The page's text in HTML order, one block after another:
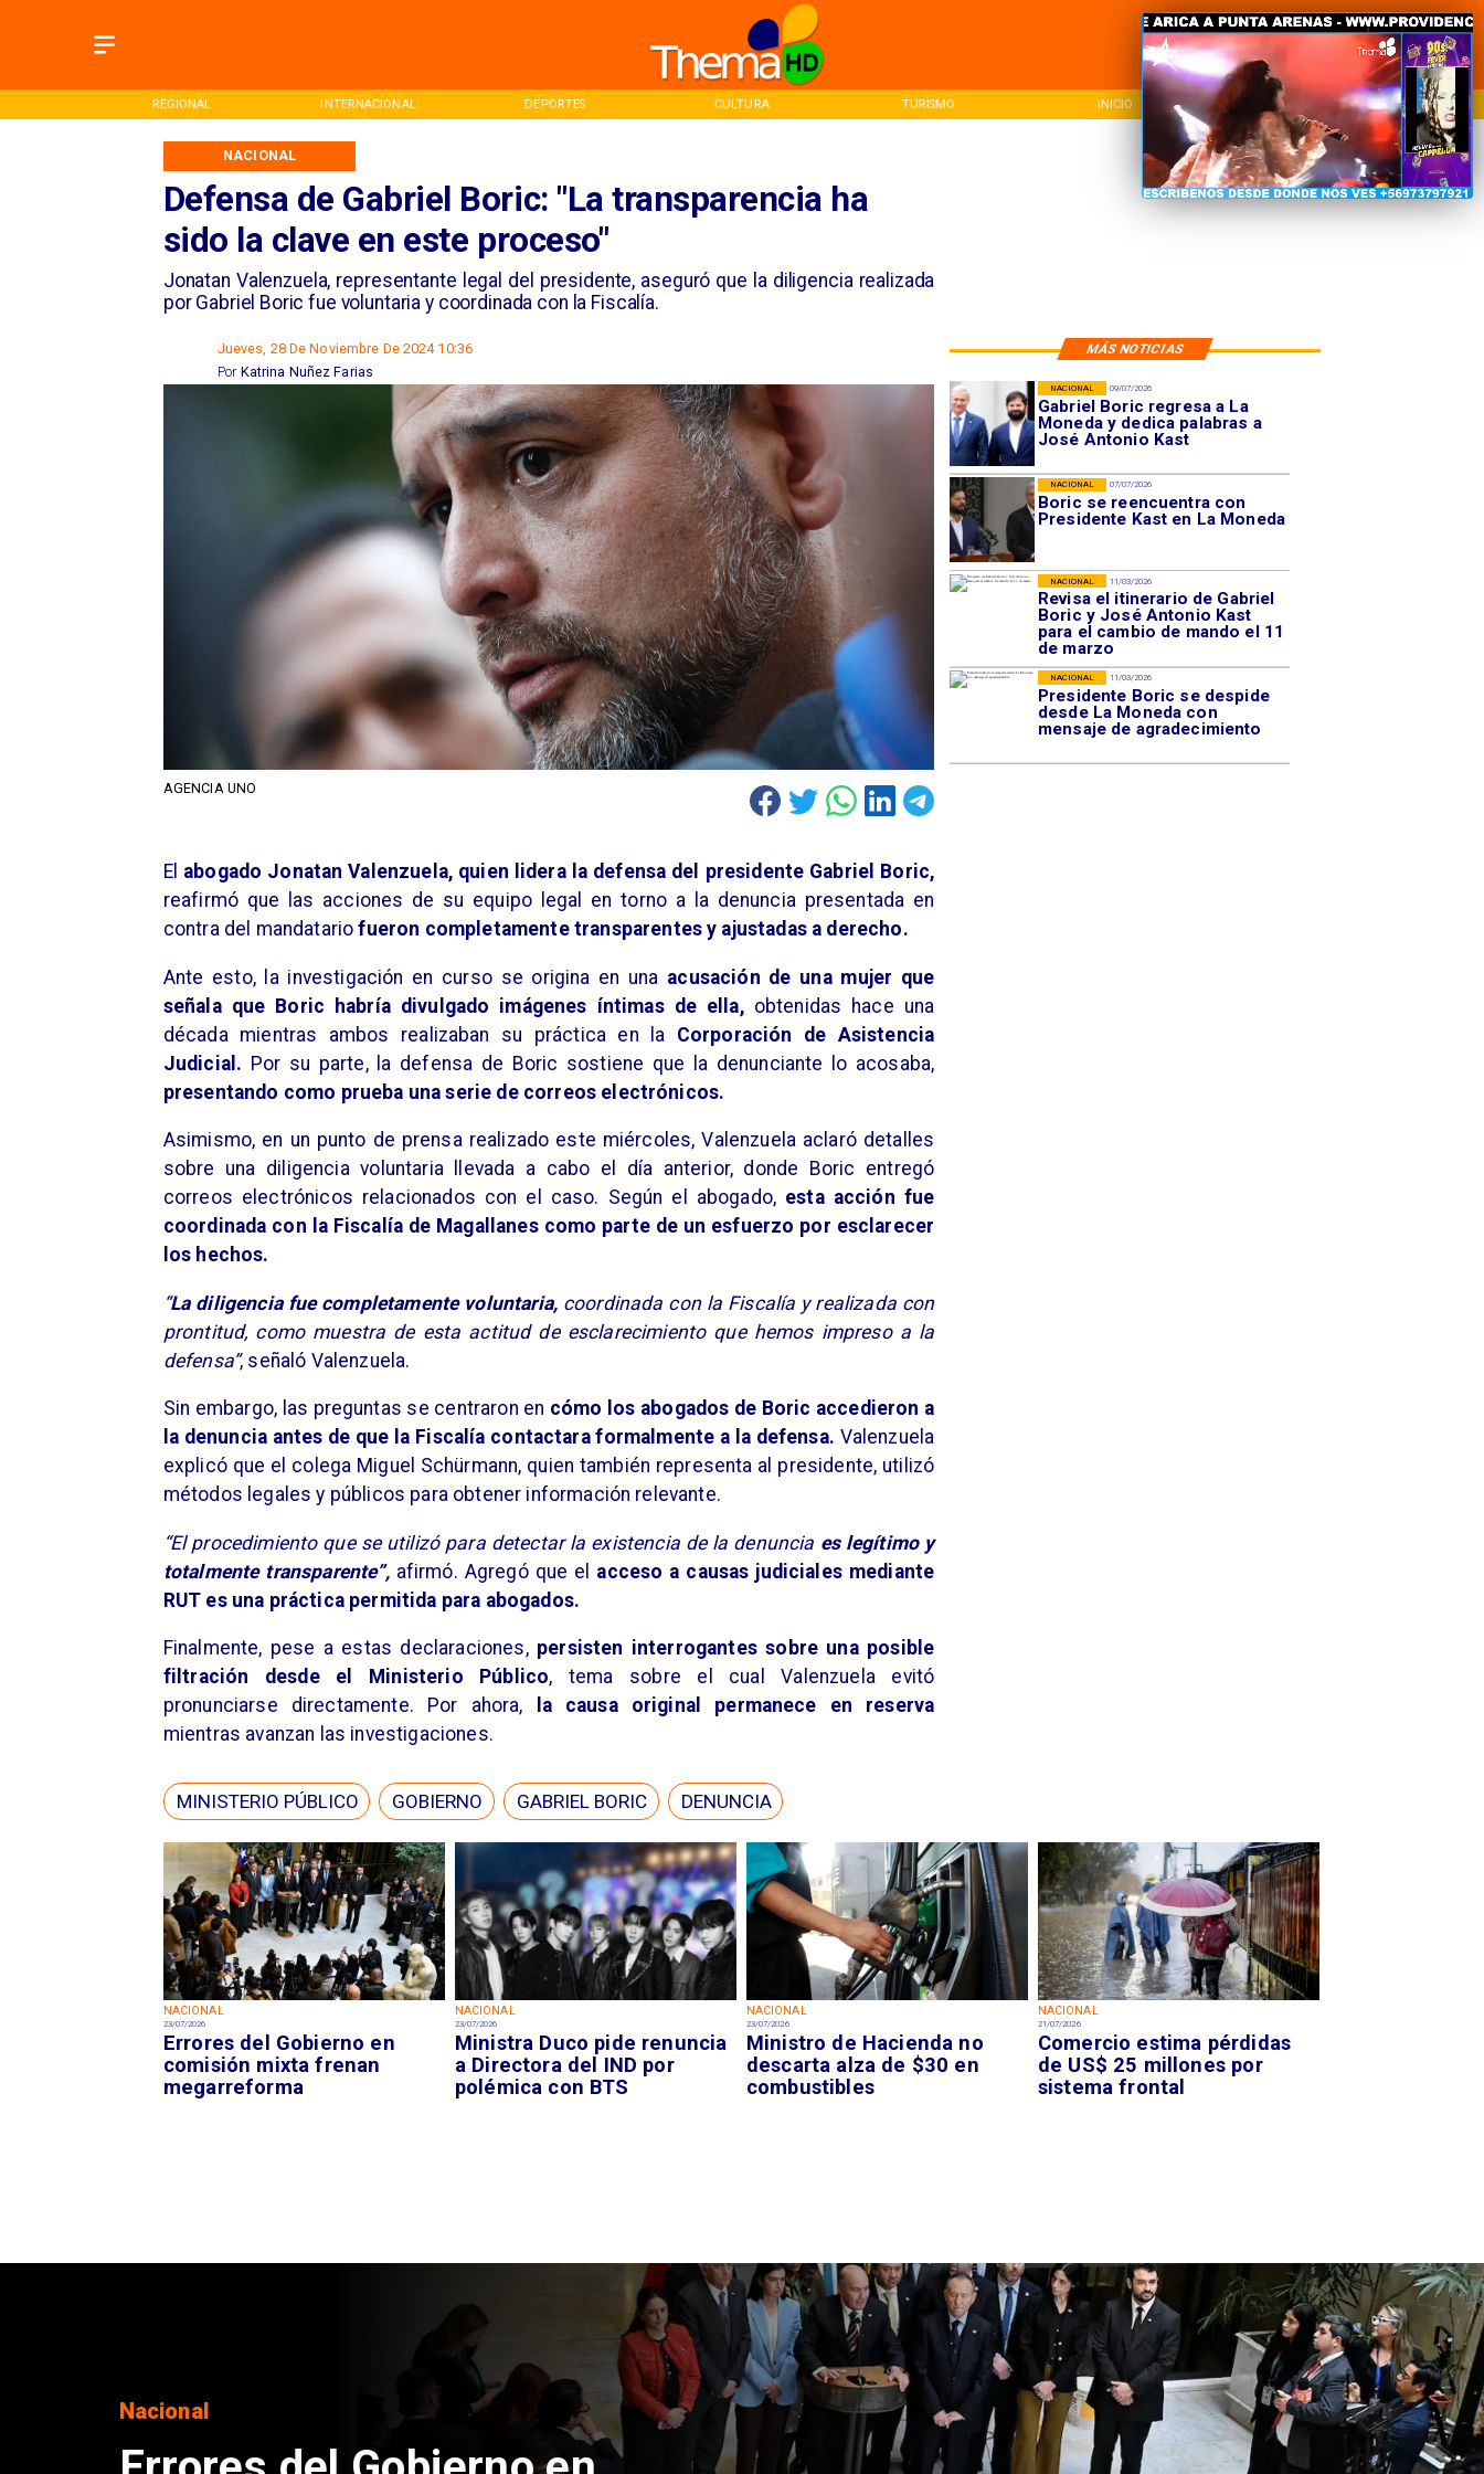
INTERNACIONAL DEPORTES CULTURA TURISMO INICIO NACIONAL REGIONAL
Defensa de Gabriel Boric: "La transparencia ha
sido la clave en este proceso"
Jonatan Valenzuela, representante legal del presidente, aseguró que la diligencia realizada
por Gabriel Boric fue voluntaria y coordinada con la Fiscalía.
NACIONAL
MÁS NOTICIAS
Jueves, 28 De Noviembre De 2024 10:36
Katrina Nuñez Farias
Por
AGENCIA UNO
NACIONAL
23/07/2026
Errores del Gobierno en
comisión mixta frenan
megarreforma
NACIONAL
23/07/2026
Ministra Duco pide renuncia
a Directora del IND por
polémica con BTS
NACIONAL
23/07/2026
Ministro de Hacienda no
descarta alza de $30 en
combustibles
NACIONAL
21/07/2026
Comercio estima pérdidas
de US$ 25 millones por
sistema frontal
09/07/2026
Gabriel Boric regresa a La
Moneda y dedica palabras a
José Antonio Kast
NACIONAL
07/07/2026
Boric se reencuentra con
Presidente Kast en La Moneda
NACIONAL
11/03/2026
Revisa el itinerario de Gabriel
Boric y José Antonio Kast
para el cambio de mando el 11
de marzo
NACIONAL
11/03/2026
Presidente Boric se despide
desde La Moneda con
mensaje de agradecimiento
NACIONAL
​El abogado Jonatan Valenzuela, quien lidera la defensa del presidente Gabriel Boric,
reafirmó que las acciones de su equipo legal en torno a la denuncia presentada en
contra del mandatariofueron completamente transparentes y ajustadas a derecho.
Ante esto, la investigación en curso se origina en una acusación de una mujer que
señala que Boric habría divulgado imágenes íntimas de ella,obtenidas hace una
década mientras ambos realizaban su práctica en la Corporación de Asistencia
Judicial. Por su parte, la defensa de Boric sostiene que la denunciante lo acosaba,
presentando como prueba una serie de correos electrónicos.
Asimismo, en un punto de prensa realizado este miércoles, Valenzuela aclaró detalles
sobre una diligencia voluntaria llevada a cabo el día anterior, donde Boric entregó
correos electrónicos relacionados con el caso. Según el abogado, esta acción fue
coordinada con la Fiscalía de Magallanes como parte de un esfuerzo por esclarecer
los hechos.
“La diligencia fue completamente voluntaria, coordinada con la Fiscalía y realizada con
prontitud, como muestra de esta actitud de esclarecimiento que hemos impreso a la
defensa”, señaló Valenzuela.
Sin embargo, las preguntas se centraron en cómo los abogados de Boric accedieron a
la denuncia antes de que la Fiscalía contactara formalmente a la defensa. Valenzuela
explicó que el colega Miguel Schürmann, quien también representa al presidente, utilizó
métodos legales y públicos para obtener información relevante.
“El procedimiento que se utilizó para detectar la existencia de la denuncia es legítimo y
totalmente transparente”, afirmó. Agregó que el acceso a causas judiciales mediante
RUT es una práctica permitida para abogados.
Finalmente, pese a estas declaraciones, persisten interrogantes sobre una posible
filtración desde el Ministerio Público, tema sobre el cual Valenzuela evitó
pronunciarse directamente. Por ahora, la causa original permanece en reserva
mientras avanzan las investigaciones.
MINISTERIO PÚBLICO GOBIERNO GABRIEL BORIC DENUNCIA
Nacional